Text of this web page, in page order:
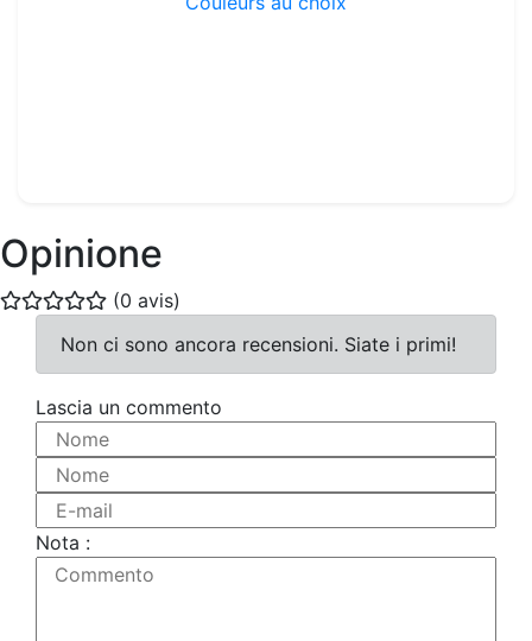
Opinione
(0 avis)
Non ci sono ancora recensioni. Siate i primi!
Lascia un commento
Nome
Nome
E-mail
Nota :
Commento